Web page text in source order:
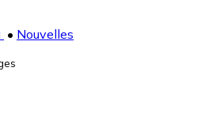
• Nouvelles